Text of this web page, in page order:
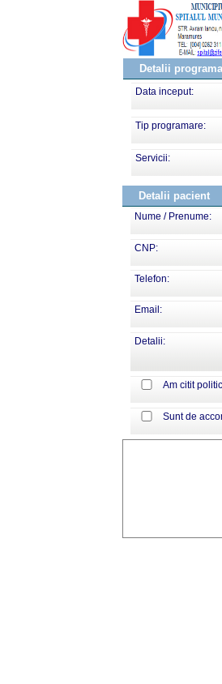
Detalii
Data inceput:
Tip programare:
Servicii:
Detalii pacient
Nume / Prenume:
CNP:
Telefon:
Email:
Detalii:
Am citit
Sunt de